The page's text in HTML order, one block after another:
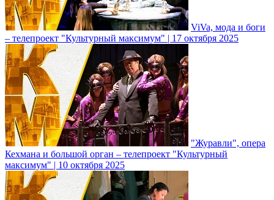
ViVa, мода и боги
– телепроект "Культурный максимум" | 17 октября 2025
"Журавли", опера
Кехмана и большой орган – телепроект "Культурный
максимум" | 10 октября 2025